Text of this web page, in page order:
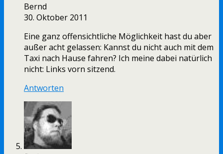
Bernd
30. Oktober 2011
Eine ganz offensichtliche Möglichkeit hast du aber
außer acht gelassen: Kannst du nicht auch mit dem
Taxi nach Hause fahren? Ich meine dabei natürlich
nicht: Links vorn sitzend.
Antworten